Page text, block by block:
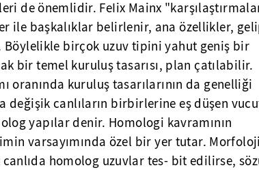
de önemlidir. FeIix Mainx
ile başkalıklar belirlenir, ana özellikler,
birçok uzuv tipini yahut geniş bir
bir temel kuruluş tasarısı, plan çatılabilir.
oranında kuruluş tasarılarının da genelliği
değişik canlıların birbirlerine eş düşen
yapılar denir. Homologi kavramının
varsayımında özel bir yer tutar. Morfoloji
canlıda homolog uzuvlar tes- bit edilirse,